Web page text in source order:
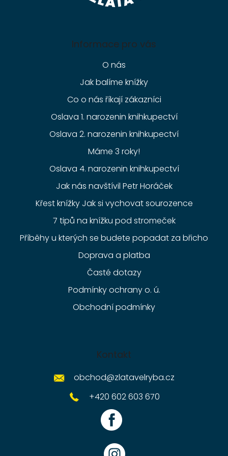
Informace pro vás
O nás
Jak balíme knížky
Co o nás říkají zákazníci
Oslava 1. narozenin knihkupectví
Oslava 2. narozenin knihkupectví
Máme 3 roky!
Oslava 4. narozenin knihkupectví
Jak nás navštívil Petr Horáček
Křest knížky Jak si vychovat sourozence
7 tipů na knížku pod stromeček
Příběhy u kterých se budete popadat za břicho
Doprava a platba
Časté dotazy
Podmínky ochrany o. ú.
Obchodní podmínky
Kontakt
obchod@zlatavelryba.cz
+420 602 603 670